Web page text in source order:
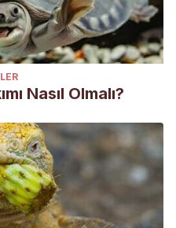
Nasıl Olmalı?